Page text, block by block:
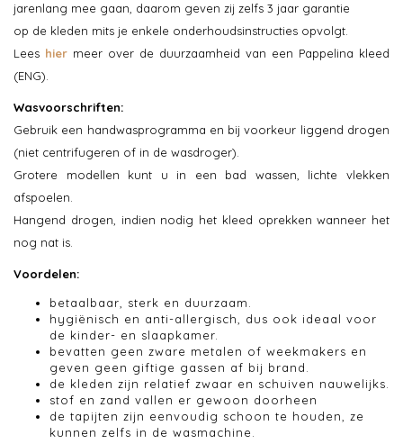
jarenlang mee gaan, daarom geven zij zelfs 3 jaar garantie
op de kleden mits je enkele onderhoudsinstructies opvolgt.
Lees hier meer over de duurzaamheid van een Pappelina kleed
(ENG).
Wasvoorschriften:
Gebruik een handwasprogramma en bij voorkeur liggend drogen
(niet centrifugeren of in de wasdroger).
Grotere modellen kunt u in een bad wassen, lichte vlekken
afspoelen.
Hangend drogen, indien nodig het kleed oprekken wanneer het
nog nat is.
Voordelen:
betaalbaar, sterk en duurzaam.
hygiënisch en anti-allergisch, dus ook ideaal voor
de kinder- en slaapkamer.
bevatten geen zware metalen of weekmakers en
geven geen giftige gassen af bij brand.
de kleden zijn relatief zwaar en schuiven nauwelijks.
stof en zand vallen er gewoon doorheen
de tapijten zijn eenvoudig schoon te houden, ze
kunnen zelfs in de wasmachine.